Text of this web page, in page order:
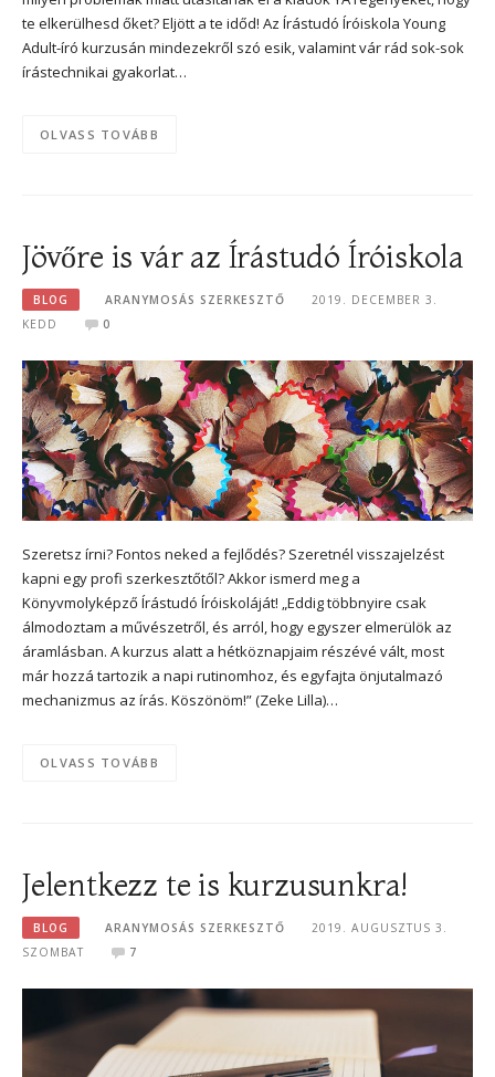
te elkerülhesd őket? Eljött a te időd! Az Írástudó Íróiskola Young
Adult-író kurzusán mindezekről szó esik, valamint vár rád sok-sok
írástechnikai gyakorlat…
OLVASS TOVÁBB
Jövőre is vár az Írástudó Íróiskola
BLOG ARANYMOSÁS SZERKESZTŐ
2019. DECEMBER 3.
KEDD
0
Szeretsz írni? Fontos neked a fejlődés? Szeretnél visszajelzést
kapni egy profi szerkesztőtől? Akkor ismerd meg a
Könyvmolyképző Írástudó Íróiskoláját! „Eddig többnyire csak
álmodoztam a művészetről, és arról, hogy egyszer elmerülök az
áramlásban. A kurzus alatt a hétköznapjaim részévé vált, most
már hozzá tartozik a napi rutinomhoz, és egyfajta önjutalmazó
mechanizmus az írás. Köszönöm!” (Zeke Lilla)…
OLVASS TOVÁBB
Jelentkezz te is kurzusunkra!
BLOG ARANYMOSÁS SZERKESZTŐ
2019. AUGUSZTUS 3.
SZOMBAT
7